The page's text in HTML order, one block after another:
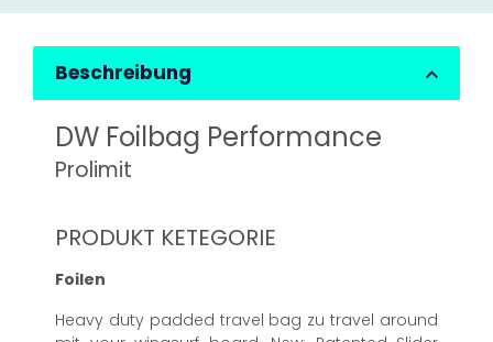
Beschreibung
DW Foilbag Performance
Prolimit
PRODUKT KETEGORIE
Foilen
Heavy duty padded travel bag zu travel around